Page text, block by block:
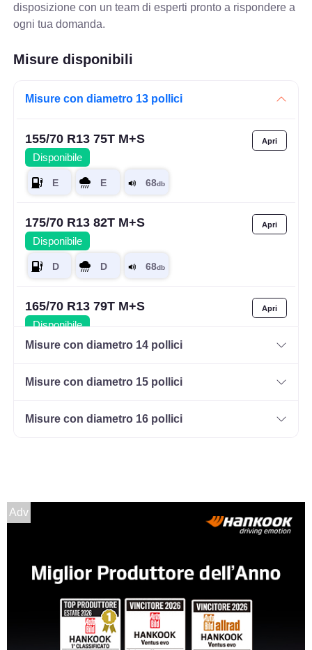
disposizione con un team di esperti pronto a rispondere a
ogni tua domanda.
Misure disponibili
Misure con diametro 13 pollici
155/70 R13 75T M+S
Disponibile
175/70 R13 82T M+S
Disponibile
165/70 R13 79T M+S
Disponibile
155/80 R13 79T M+S
Misure con diametro 14 pollici
Misure con diametro 15 pollici
Misure con diametro 16 pollici
Adv